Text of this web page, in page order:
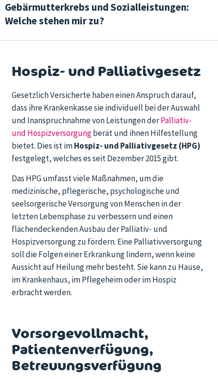
Gebärmutterkrebs und Sozialleistungen:
Welche stehen mir zu?
Hospiz- und Palliativgesetz
Gesetzlich Versicherte haben einen Anspruch darauf,
dass ihre Krankenkasse sie individuell bei der Auswahl
und Inanspruchnahme von Leistungen derPalliativ-
und Hospizversorgungberät und ihnen Hilfestellung
bietet. Dies ist imHospiz- und Palliativgesetz (HPG)
festgelegt, welches es seit Dezember 2015 gibt.
Das HPG umfasst viele Maßnahmen, um die
medizinische, pflegerische, psychologische und
seelsorgerische Versorgung von Menschen in der
letzten Lebensphase zu verbessern und einen
flächendeckenden Ausbau der Palliativ- und
Hospizversorgung zu fördern. Eine Palliativversorgung
soll die Folgen einer Erkrankung lindern, wenn keine
Aussicht auf Heilung mehr besteht. Sie kann zu Hause,
im Krankenhaus, im Pflegeheim oder im Hospiz
erbracht werden.
Vorsorgevollmacht,
Patientenverfügung,
Betreuungsverfügung